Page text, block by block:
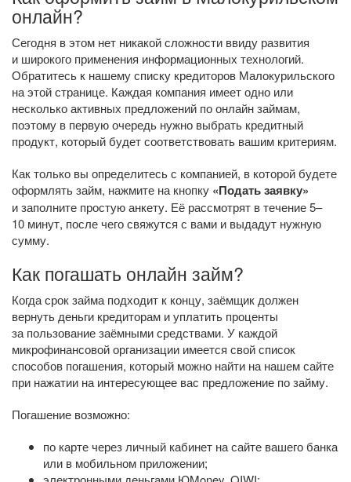
онлайн?
Сегодня в этом нет никакой сложности ввиду развития
и широкого применения информационных технологий.
Обратитесь к нашему списку кредиторов Малокурильского
на этой странице. Каждая компания имеет одно или
несколько активных предложений по онлайн займам,
поэтому в первую очередь нужно выбрать кредитный
продукт, который будет соответствовать вашим критериям.
Как только вы определитесь с компанией, в которой будете
оформлять займ, нажмите на кнопку «Подать заявку»
и заполните простую анкету. Её рассмотрят в течение 5–
10 минут, после чего свяжутся с вами и выдадут нужную
сумму.
Как погашать онлайн займ?
Когда срок займа подходит к концу, заёмщик должен
вернуть деньги кредиторам и уплатить проценты
за пользование заёмными средствами. У каждой
микрофинансовой организации имеется свой список
способов погашения, который можно найти на нашем сайте
при нажатии на интересующее вас предложение по займу.
Погашение возможно:
по карте через личный кабинет на сайте вашего банка
или в мобильном приложении;